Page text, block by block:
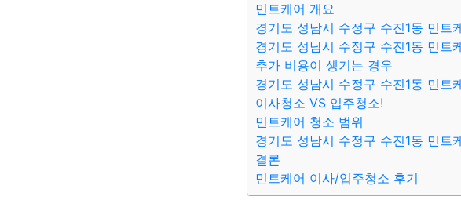
민트케어 개요
경기도 성남시 수정구 수진1동 민트
경기도 성남시 수정구 수진1동 민트
추가 비용이 생기는 경우
경기도 성남시 수정구 수진1동 민트
이사청소 VS 입주청소!
민트케어 청소 범위
경기도 성남시 수정구 수진1동 민트
결론
민트케어 이사/입주청소 후기